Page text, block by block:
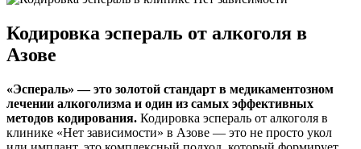
Кодировка эспераль от алкоголя в
Азове
«Эспераль» — это золотой стандарт в медикаментозном
лечении алкоголизма и один из самых эффективных
методов кодирования. Кодировка эспераль от алкоголя в
клинике «Нет зависимости» в Азове — это не просто укол